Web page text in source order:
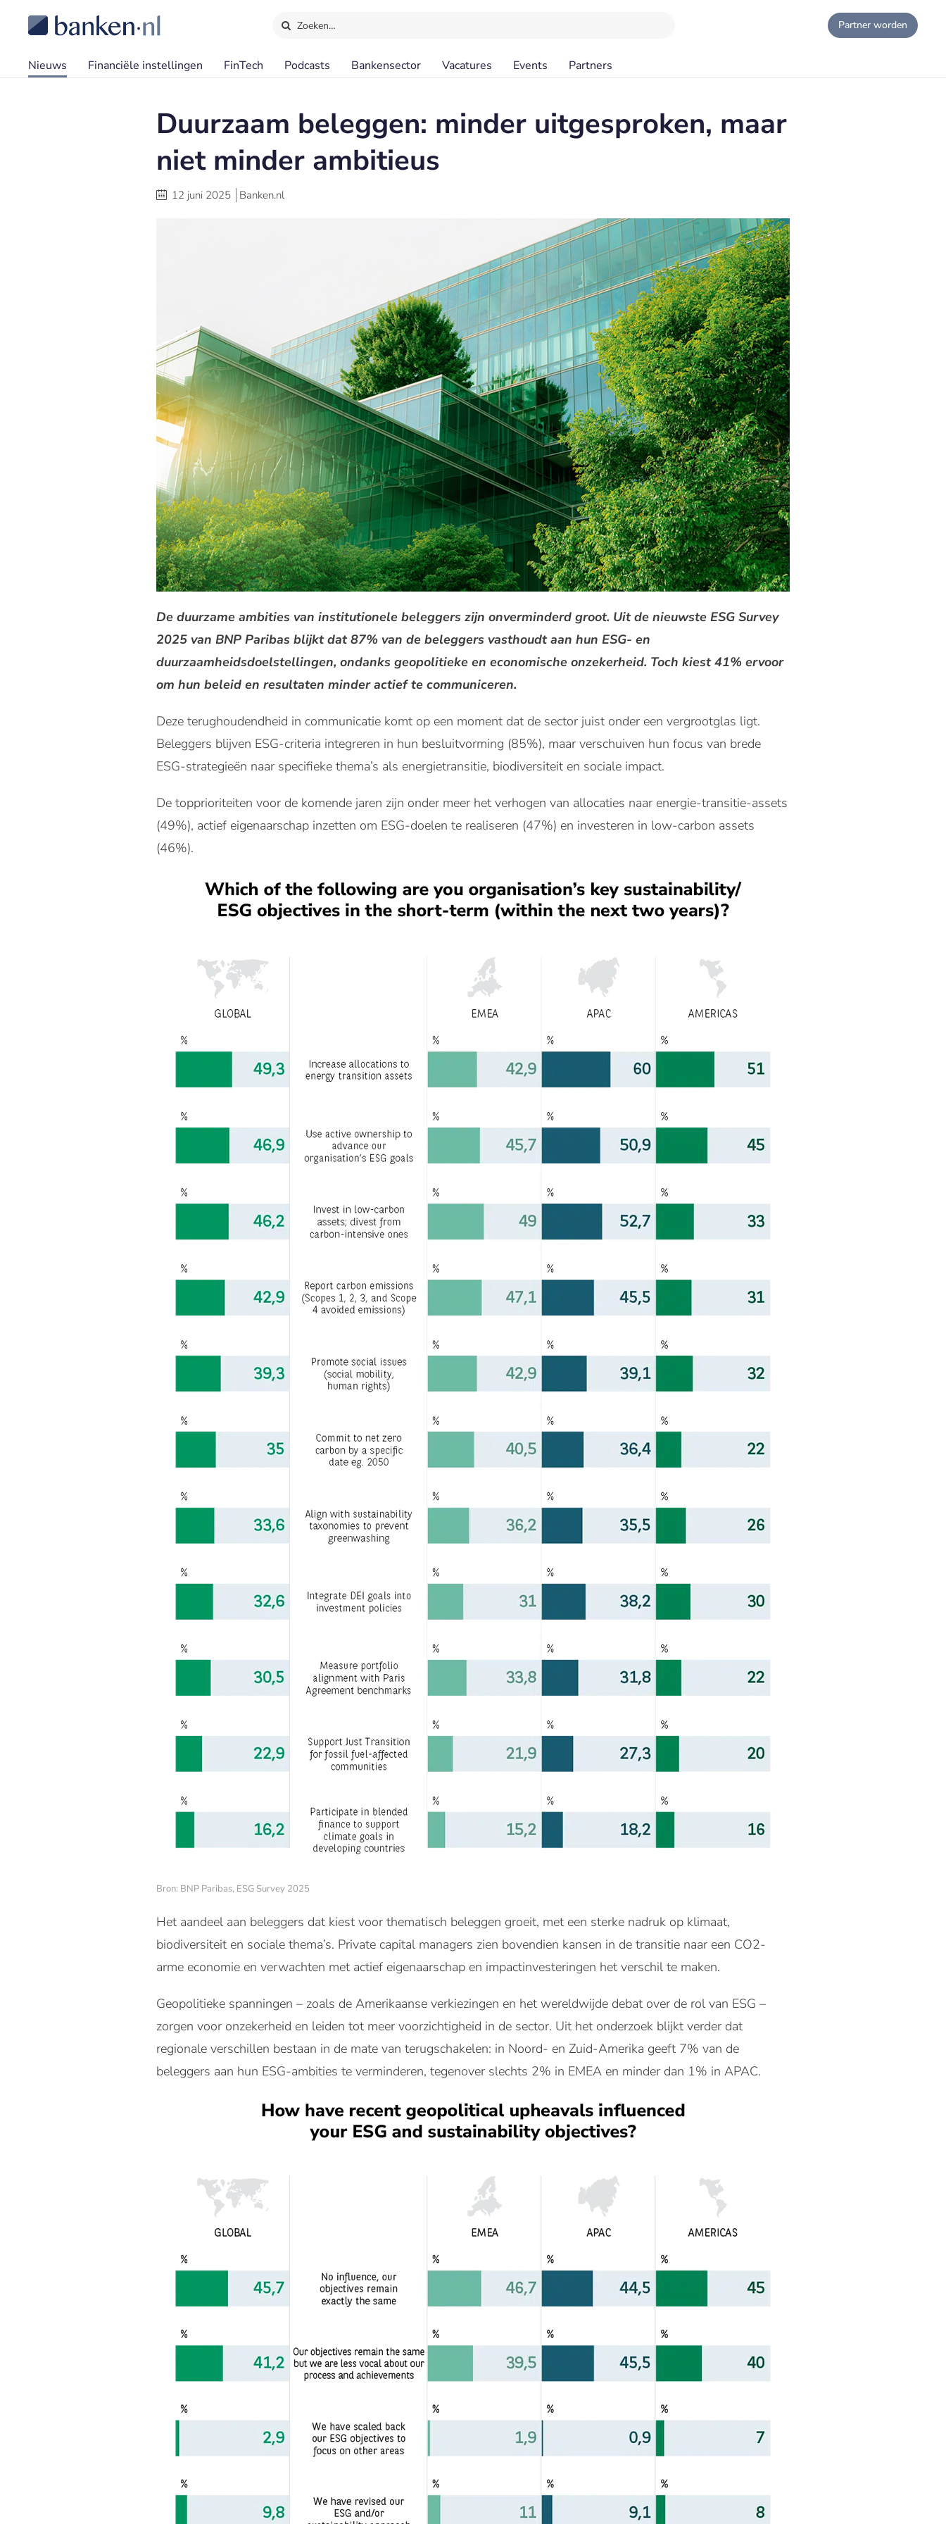
Zoeken… Partner worden
Nieuws Financiële instellingen FinTech Podcasts Bankensector Vacatures Events Partners
Duurzaam beleggen: minder uitgesproken, maar
niet minder ambitieus
12 juni 2025 Banken.nl
De duurzame ambities van institutionele beleggers zijn onverminderd groot. Uit de nieuwste ESG Survey
2025 van BNP Paribas blijkt dat 87% van de beleggers vasthoudt aan hun ESG- en
duurzaamheidsdoelstellingen, ondanks geopolitieke en economische onzekerheid. Toch kiest 41% ervoor
om hun beleid en resultaten minder actief te communiceren.
Deze terughoudendheid in communicatie komt op een moment dat de sector juist onder een vergrootglas ligt.
Beleggers blijven ESG-criteria integreren in hun besluitvorming (85%), maar verschuiven hun focus van brede
ESG-strategieën naar specifieke thema’s als energietransitie, biodiversiteit en sociale impact.
De topprioriteiten voor de komende jaren zijn onder meer het verhogen van allocaties naar energie-transitie-assets
(49%), actief eigenaarschap inzetten om ESG-doelen te realiseren (47%) en investeren in low-carbon assets
(46%).
Bron: BNP Paribas, ESG Survey 2025
Het aandeel aan beleggers dat kiest voor thematisch beleggen groeit, met een sterke nadruk op klimaat,
biodiversiteit en sociale thema’s. Private capital managers zien bovendien kansen in de transitie naar een CO2-
arme economie en verwachten met actief eigenaarschap en impactinvesteringen het verschil te maken.
Geopolitieke spanningen – zoals de Amerikaanse verkiezingen en het wereldwijde debat over de rol van ESG –
zorgen voor onzekerheid en leiden tot meer voorzichtigheid in de sector. Uit het onderzoek blijkt verder dat
regionale verschillen bestaan in de mate van terugschakelen: in Noord- en Zuid-Amerika geeft 7% van de
beleggers aan hun ESG-ambities te verminderen, tegenover slechts 2% in EMEA en minder dan 1% in APAC.